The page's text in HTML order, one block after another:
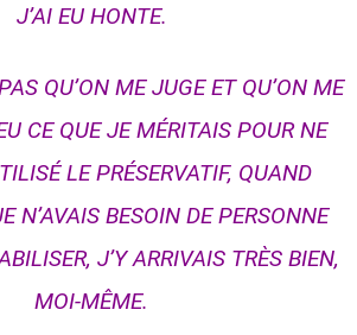
J’AI EU HONTE.
QU’ON ME JUGE ET QU’ON ME
CE QUE JE MÉRITAIS POUR NE
LE PRÉSERVATIF, QUAND
N’AVAIS BESOIN DE PERSONNE
J’Y ARRIVAIS TRÈS BIEN,
MOI-MÊME.